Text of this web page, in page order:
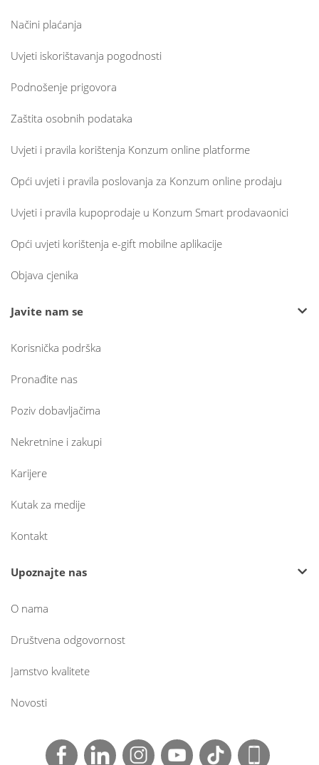
Načini plaćanja
Uvjeti iskorištavanja pogodnosti
Podnošenje prigovora
Zaštita osobnih podataka
Uvjeti i pravila korištenja Konzum online platforme
Opći uvjeti i pravila poslovanja za Konzum online prodaju
Uvjeti i pravila kupoprodaje u Konzum Smart prodavaonici
Opći uvjeti korištenja e-gift mobilne aplikacije
Objava cjenika
Javite nam se
Korisnička podrška
Pronađite nas
Poziv dobavljačima
Nekretnine i zakupi
Karijere
Kutak za medije
Kontakt
Upoznajte nas
O nama
Društvena odgovornost
Jamstvo kvalitete
Novosti